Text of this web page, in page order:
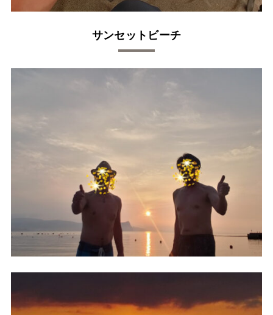
サンセットビーチ